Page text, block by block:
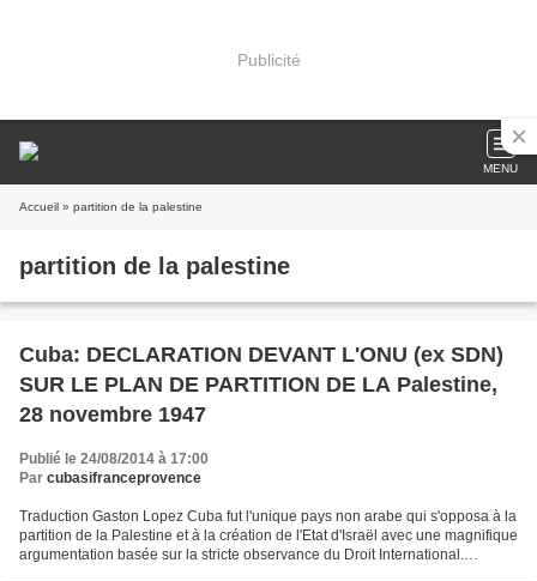
Publicité
MENU
Accueil » partition de la palestine
partition de la palestine
Cuba: DECLARATION DEVANT L'ONU (ex SDN)
SUR LE PLAN DE PARTITION DE LA Palestine,
28 novembre 1947
Publié le 24/08/2014 à 17:00
Par cubasifranceprovence
Traduction Gaston Lopez Cuba fut l'unique pays non arabe qui s'opposa à la
partition de la Palestine et à la création de l'Etat d'Israël avec une magnifique
argumentation basée sur la stricte observance du Droit International.